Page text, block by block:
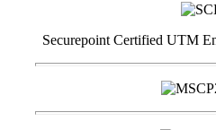
Securepoint Certified UTM